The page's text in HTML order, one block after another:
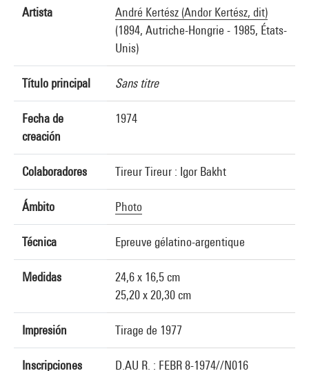
Artista
André Kertész (Andor Kertész, dit)
(1894, Autriche-Hongrie - 1985, États-
Unis)
Título principal Sans titre
Fecha de
creación
1974
Colaboradores Tireur Tireur : Igor Bakht
Ámbito Photo
Técnica Epreuve gélatino-argentique
Medidas
24,6 x 16,5 cm
25,20 x 20,30 cm
Impresión Tirage de 1977
Inscripciones D.AU R. : FEBR 8-1974//N016